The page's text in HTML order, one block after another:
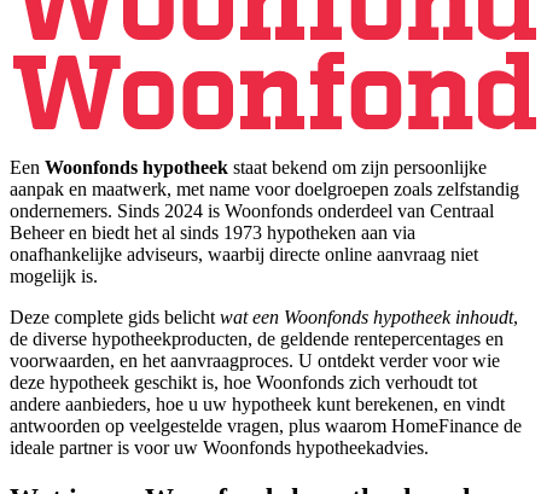
Een Woonfonds hypotheek staat bekend om zijn persoonlijke
aanpak en maatwerk, met name voor doelgroepen zoals zelfstandig
ondernemers. Sinds 2024 is Woonfonds onderdeel van Centraal
Beheer en biedt het al sinds 1973 hypotheken aan via
onafhankelijke adviseurs, waarbij directe online aanvraag niet
mogelijk is.
Deze complete gids belicht wat een Woonfonds hypotheek inhoudt,
de diverse hypotheekproducten, de geldende rentepercentages en
voorwaarden, en het aanvraagproces. U ontdekt verder voor wie
deze hypotheek geschikt is, hoe Woonfonds zich verhoudt tot
andere aanbieders, hoe u uw hypotheek kunt berekenen, en vindt
antwoorden op veelgestelde vragen, plus waarom HomeFinance de
ideale partner is voor uw Woonfonds hypotheekadvies.